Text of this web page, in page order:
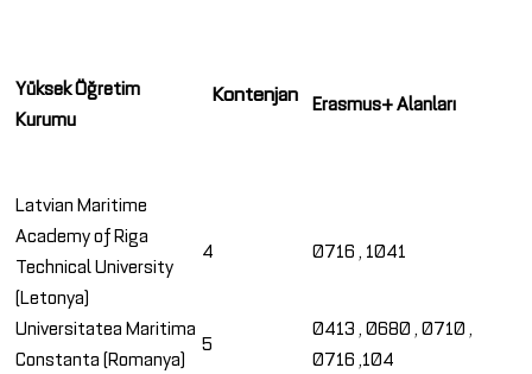
Yüksek Öğretim
Kurumu
Kontenjan Erasmus+ Alanları
Latvian Maritime
Academy of Riga
Technical University
(Letonya)
4 0716 , 1041
Universitatea Maritima
Constanta (Romanya)
5
0413 , 0680 , 0710 ,
0716 ,104